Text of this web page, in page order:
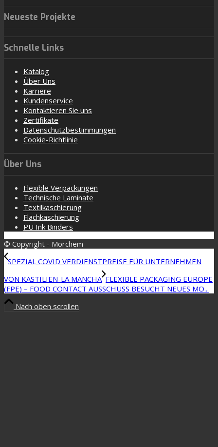
Neueste Projekte
Schnelle Links
Katalog
Über Uns
Karriere
Kundenservice
Kontaktieren Sie uns
Zertifikate
Datenschutzbestimmungen
Cookie-Richtlinie
Über Uns
Flexible Verpackungen
Technische Laminate
Textilkaschierung
Flachkaschierung
PU Ink Binders
© Copyright - Morchem
SPEZIAL COVID VERDIENSTPREISE FÜR UNTERNEHMEN
VON KASTILIEN-LA MANCHA FLEXIBLE PACKAGING EUROPE
(FPE) – FOOD CONTACT AUSSCHUSS BESUCHT NEUES MO...
Nach oben scrollen